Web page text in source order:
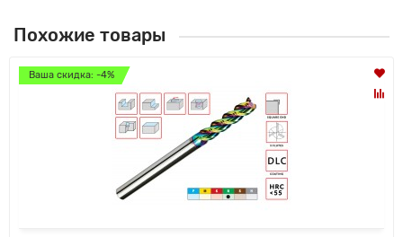
Похожие товары
Ваша скидка: -4%